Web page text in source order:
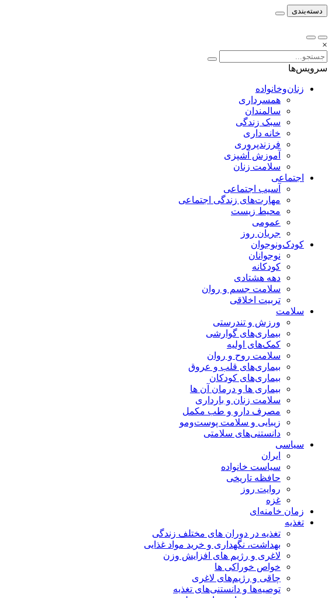
دسته‌بندی
×
سرویس‌ها
زنان‌وخانواده
همسرداری
سالمندان
سبک زندگی
خانه داری
فرزندپروری
آموزش آشپزی
سلامت زنان
اجتماعی
آسیب اجتماعی
مهارت‌های زندگی اجتماعی
محیط زیست
عمومی
جریان روز
کودک‌ونوجوان
نوجوانان
کودکانه
دهه هشتادی
سلامت جسم و روان
تربیت اخلاقی
سلامت
ورزش و تندرستی
بیماری‌های گوارشی
کمک‌های اولیه
سلامت روح و روان
بیماری‌های قلب و عروق
بیماری‌های کودکان
بیماری ها و درمان آن ها
سلامت زنان و بارداری
مصرف دارو و طب مکمل
زیبایی و سلامت پوست‌ومو
دانستنی‌های سلامتی
سیاسی
ایران
سیاست خانواده
حافظه تاریخی
روایت روز
غزه
زمان خامنه‌ای
تغذیه
تغذیه در دوران های مختلف زندگی
بهداشت، نگهداری و خرید مواد غذایی
لاغری و رژیم های افزایش وزن
خواص خوراكی ها
چاقی و رژیم‌های لاغری
توصیه‌ها و دانستنی‌های تغذیه